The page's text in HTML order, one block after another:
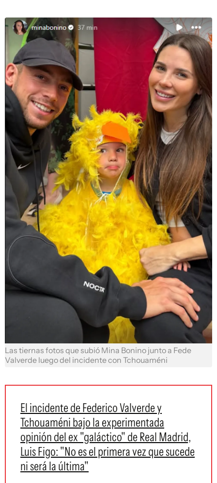
Las tiernas fotos que subió Mina Bonino junto a Fede
Valverde luego del incidente con Tchouaméni
El incidente de Federico Valverde y
Tchouaméni bajo la experimentada
opinión del ex "galáctico" de Real Madrid,
Luis Figo: "No es el primera vez que sucede
ni será la última"